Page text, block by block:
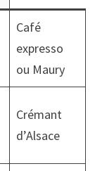
Café
expresso
ou Maury
Crémant
d’Alsace